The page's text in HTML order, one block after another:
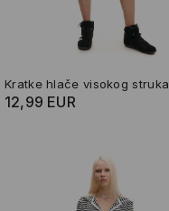
Kratke hlače visokog struka
12,99 EUR